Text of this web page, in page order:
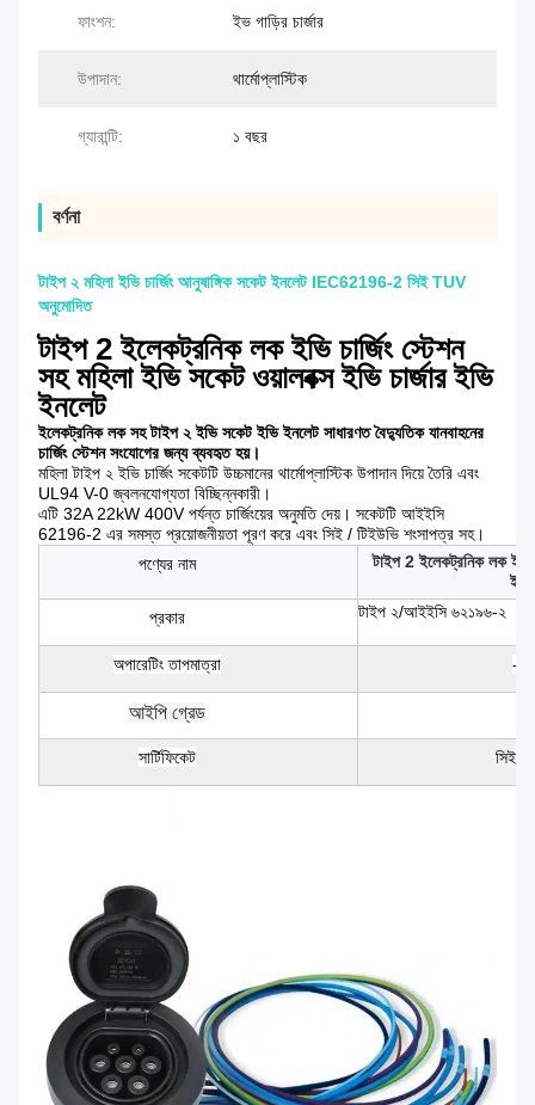
ফাংশন: ইভ গাড়ির চার্জার
উপাদান: থার্মোপ্লাস্টিক
গ্যারান্টি: ১ বছর
বর্ণনা
টাইপ ২ মহিলা ইভি চার্জিং আনুষাঙ্গিক সকেট ইনলেট IEC62196-2 সিই TUV
অনুমোদিত
টাইপ 2 ইলেকট্রনিক লক ইভি চার্জিং স্টেশন
সহ মহিলা ইভি সকেট ওয়ালবক্স ইভি চার্জার ইভি
ইনলেট
ইলেকট্রনিক লক সহ টাইপ ২ ইভি সকেট ইভি ইনলেট সাধারণত বৈদ্যুতিক যানবাহনের
চার্জিং স্টেশন সংযোগের জন্য ব্যবহৃত হয়।
মহিলা টাইপ ২ ইভি চার্জিং সকেটটি উচ্চমানের থার্মোপ্লাস্টিক উপাদান দিয়ে তৈরি এবং
UL94 V-0 জ্বলনযোগ্যতা বিচ্ছিন্নকারী।
এটি 32A 22kW 400V পর্যন্ত চার্জিংয়ের অনুমতি দেয়। সকেটটি আইইসি
62196-2 এর সমস্ত প্রয়োজনীয়তা পূরণ করে এবং সিই / টিইউভি শংসাপত্র সহ।
পণ্যের নাম
টাইপ 2 ইলেকট্রনিক লক ইভি
ইভি
প্রকার
টাইপ ২/আইইসি ৬২১৯৬-২
অপারেটিং তাপমাত্রা -
আইপি গ্রেড
সার্টিফিকেট সিই